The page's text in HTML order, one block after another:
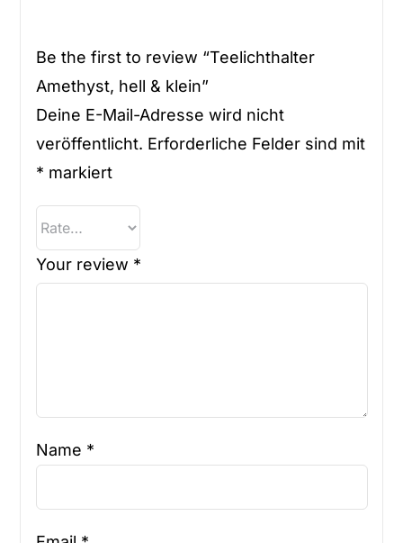
Be the first to review “Teelichthalter
Amethyst, hell & klein”
Deine E-Mail-Adresse wird nicht
veröffentlicht. Erforderliche Felder sind mit
* markiert
Your review *
Name *